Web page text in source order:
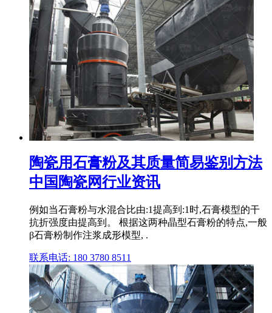
陶瓷用石膏粉及其质量简易鉴别方法
中国陶瓷网行业资讯
例如当石膏粉与水混合比由:1提高到:1时,石膏模型的干
抗折强度由提高到。 根据这两种晶型石膏粉的特点,一般
β石膏粉制作注浆成形模型, .
联系电话: 180 3780 8511